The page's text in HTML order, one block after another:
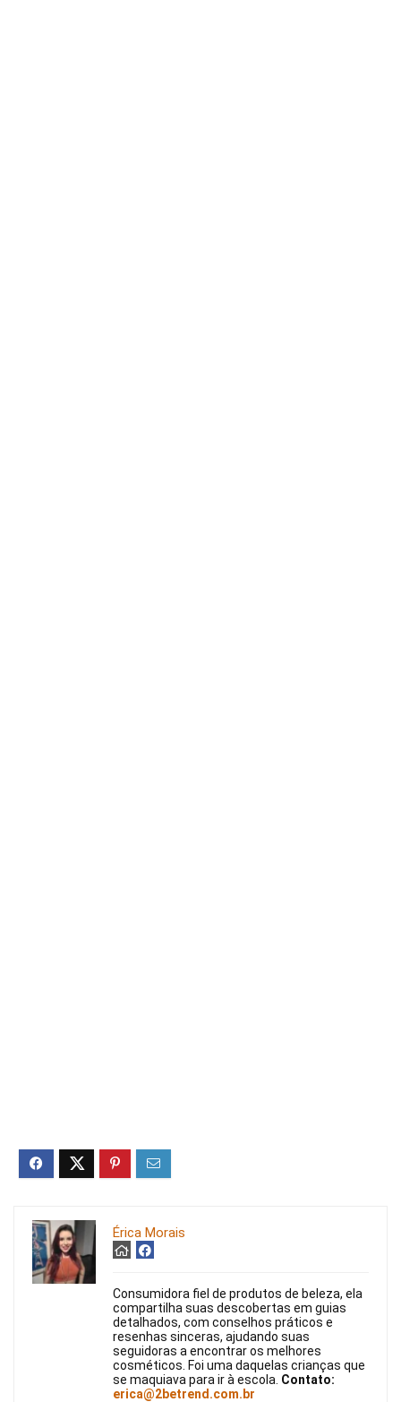
Érica Morais
Consumidora fiel de produtos de beleza, ela
compartilha suas descobertas em guias
detalhados, com conselhos práticos e
resenhas sinceras, ajudando suas
seguidoras a encontrar os melhores
cosméticos. Foi uma daquelas crianças que
se maquiava para ir à escola. Contato:
erica@2betrend.com.br